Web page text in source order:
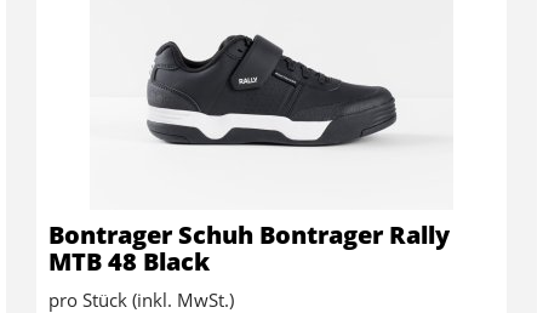
Bontrager Schuh Bontrager Rally
MTB 48 Black
pro Stück (inkl. MwSt.)